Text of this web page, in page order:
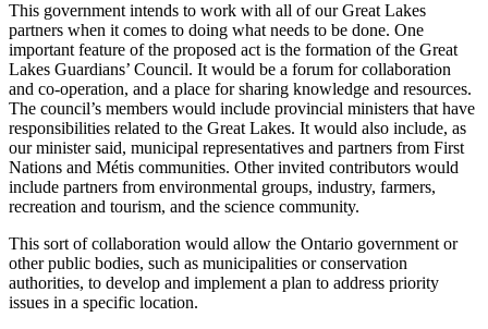
This government intends to work with all of our Great Lakes
partners when it comes to doing what needs to be done. One
important feature of the proposed act is the formation of the Great
Lakes Guardians’ Council. It would be a forum for collaboration
and co-operation, and a place for sharing knowledge and resources.
The council’s members would include provincial ministers that have
responsibilities related to the Great Lakes. It would also include, as
our minister said, municipal representatives and partners from First
Nations and Métis communities. Other invited contributors would
include partners from environmental groups, industry, farmers,
recreation and tourism, and the science community.
This sort of collaboration would allow the Ontario government or
other public bodies, such as municipalities or conservation
authorities, to develop and implement a plan to address priority
issues in a specific location.